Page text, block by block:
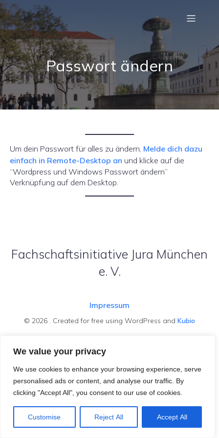
We value your privacy
We use cookies to enhance your browsing experience, serve
personalised ads or content, and analyse our traffic. By
clicking "Accept All", you consent to our use of cookies.
Customise Reject All Accept All
Passwort ändern
Um dein Passwort für alles zu ändern, Melde dich dazu
einfach in Remote-Desktop an und klicke auf die
“Wordpress und Windows Passwort ändern”
Verknüpfung auf dem Desktop.
Fachschaftsinitiative Jura München
e. V.
Impressum
© 2026 . Created for free using WordPress and Kubio